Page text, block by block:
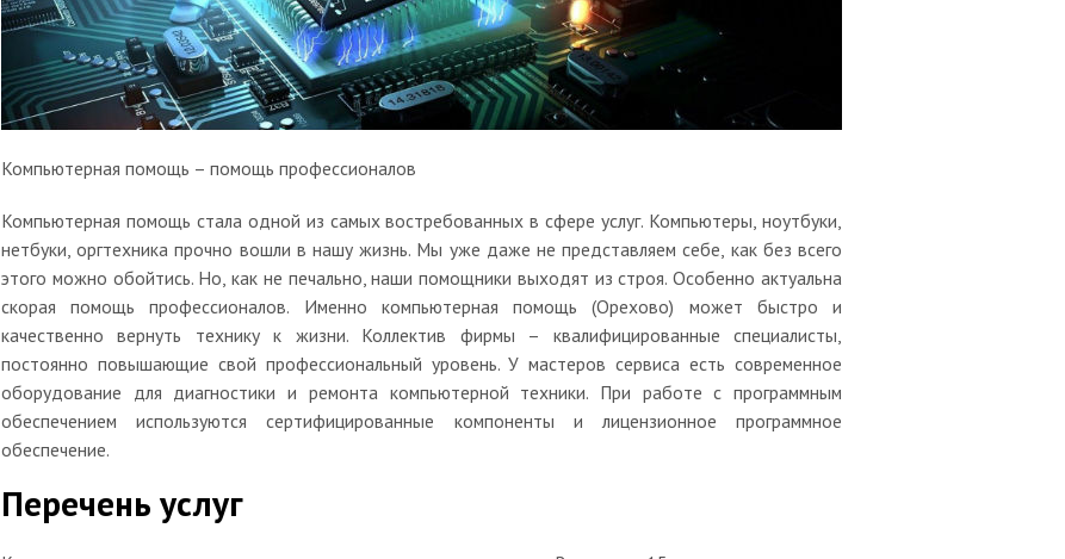
Компьютерная помощь – помощь профессионалов
Компьютерная помощь стала одной из самых востребованных в сфере услуг. Компьютеры, ноутбуки,
нетбуки, оргтехника прочно вошли в нашу жизнь. Мы уже даже не представляем себе, как без всего
этого можно обойтись. Но, как не печально, наши помощники выходят из строя. Особенно актуальна
скорая помощь профессионалов. Именно компьютерная помощь (Орехово) может быстро и
качественно вернуть технику к жизни. Коллектив фирмы – квалифицированные специалисты,
постоянно повышающие свой профессиональный уровень. У мастеров сервиса есть современное
оборудование для диагностики и ремонта компьютерной техники. При работе с программным
обеспечением используются сертифицированные компоненты и лицензионное программное
обеспечение.
Перечень услуг